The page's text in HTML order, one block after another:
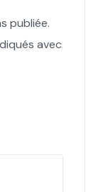
publiée.
avec